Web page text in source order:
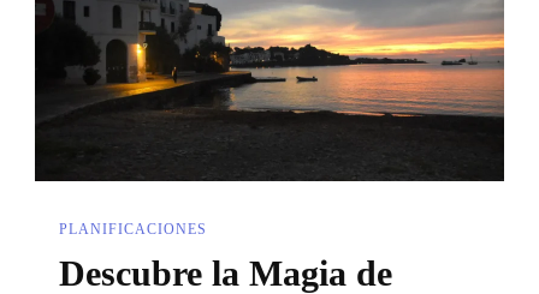
PLANIFICACIONES
Descubre la Magia de